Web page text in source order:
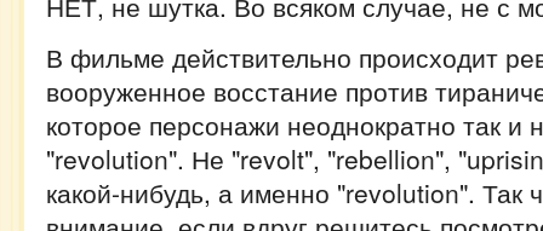
В фильме действительно происходит
вооруженное восстание против
которое персонажи неоднократно так и
"revolution". Не "revolt", "rebellion",
какой-нибудь, а именно "revolution". Так